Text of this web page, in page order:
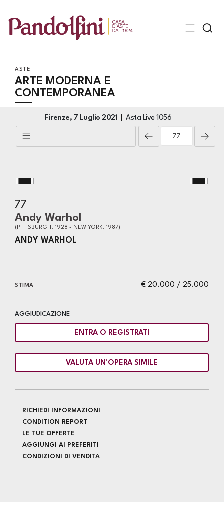
ASTE
ARTE MODERNA E
CONTEMPORANEA
Firenze, 7 Luglio 2021 Asta Live 1056
77
Andy Warhol
(PITTSBURGH, 1928 - NEW YORK, 1987)
ANDY WARHOL
€ 20.000 / 25.000
STIMA
AGGIUDICAZIONE
ENTRA O REGISTRATI
VALUTA UN'OPERA SIMILE
RICHIEDI INFORMAZIONI
CONDITION REPORT
LE TUE OFFERTE
AGGIUNGI AI PREFERITI
CONDIZIONI DI VENDITA